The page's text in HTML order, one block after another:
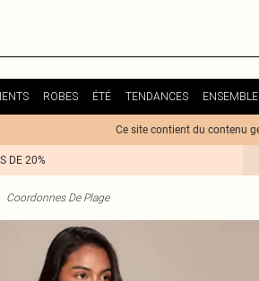
ROBES ÉTÉ TENDANCES
Ce site contient du contenu
DE 20%
Coordonnes De Plage